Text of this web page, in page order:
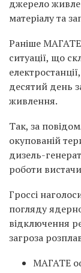
джерело
матеріалу та
Раніше МАГАТЕ
ситуації, що
десятий день
живлення.
Так, за
окупованій
дизель-
роботи
Гроссі
погляду
відключення
загроза
МАГАТЕ